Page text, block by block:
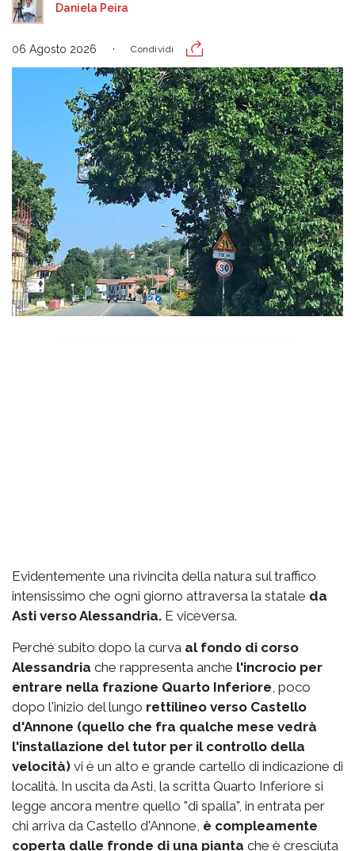
Daniela Peira
06 Agosto 2026 Condividi
Evidentemente una rivincita della natura sul traffico
intensissimo che ogni giorno attraversa la statale da
Asti verso Alessandria. E viceversa.
Perché subito dopo la curva al fondo di corso
Alessandria che rappresenta anche l'incrocio per
entrare nella frazione Quarto Inferiore , poco
dopo l'inizio del lungo rettilineo verso Castello
d'Annone (quello che fra qualche mese vedrà
l'installazione del tutor per il controllo della
velocità) vi è un alto e grande cartello di indicazione di
località. In uscita da Asti, la scritta Quarto Inferiore si
legge ancora mentre quello "di spalla", in entrata per
chi arriva da Castello d'Annone, è compleamente
coperta dalle fronde di una pianta che è cresciuta